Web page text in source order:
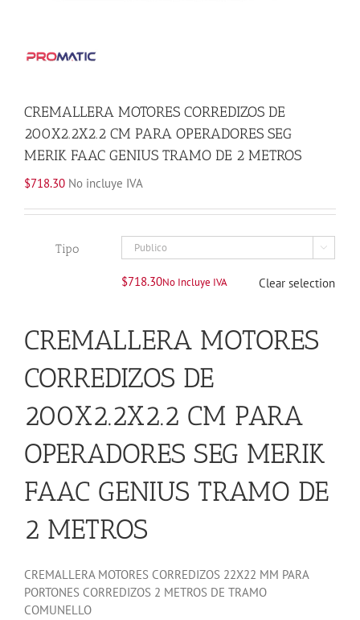
CREMALLERA MOTORES CORREDIZOS DE
200X2.2X2.2 CM PARA OPERADORES SEG
MERIK FAAC GENIUS TRAMO DE 2 METROS
$718.30 No incluye IVA
Tipo 
$718.30No Incluye IVA Clear selection
CREMALLERA MOTORES
CORREDIZOS DE
200X2.2X2.2 CM PARA
OPERADORES SEG MERIK
FAAC GENIUS TRAMO DE
2 METROS
CREMALLERA MOTORES CORREDIZOS 22X22 MM PARA
PORTONES CORREDIZOS 2 METROS DE TRAMO
COMUNELLO